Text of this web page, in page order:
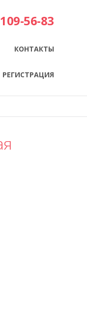
56-83
КОНТАКТЫ
РЕГИСТРАЦИЯ